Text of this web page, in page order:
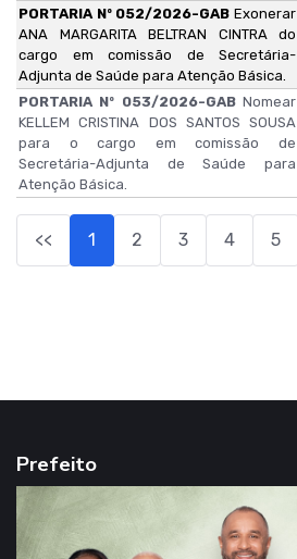
PORTARIA Nº 052/2026-GAB Exonerar
ANA MARGARITA BELTRAN CINTRA do
cargo em comissão de Secretária-
Adjunta de Saúde para Atenção Básica.
PORTARIA Nº 053/2026-GAB Nomear
KELLEM CRISTINA DOS SANTOS SOUSA
para o cargo em comissão de
Secretária-Adjunta de Saúde para
Atenção Básica.
<< 1 2 3 4 5
Prefeito